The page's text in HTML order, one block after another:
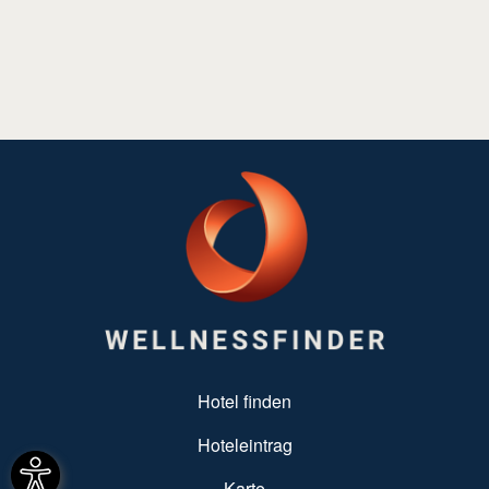
Hotel finden
Hoteleintrag